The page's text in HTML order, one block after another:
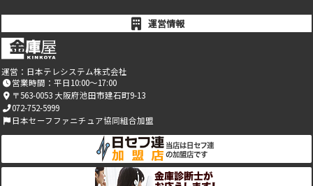
運営情報
運営： 日本テレシステム株式会社
営業時間：平日10:00～17:00
〒563-0053 大阪府池田市建石町9-13
072-752-5999
日本セーフファニチュア協同組合加盟